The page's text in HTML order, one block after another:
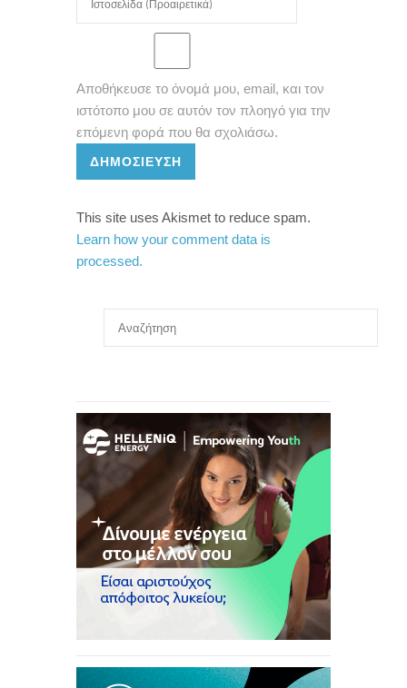
Αποθήκευσε το όνομά μου, email, και τον
ιστότοπο μου σε αυτόν τον πλοηγό για την
επόμενη φορά που θα σχολιάσω.
ΔΗΜΟΣΊΕΥΣΗ
This site uses Akismet to reduce spam.
Learn how your comment data is
processed.